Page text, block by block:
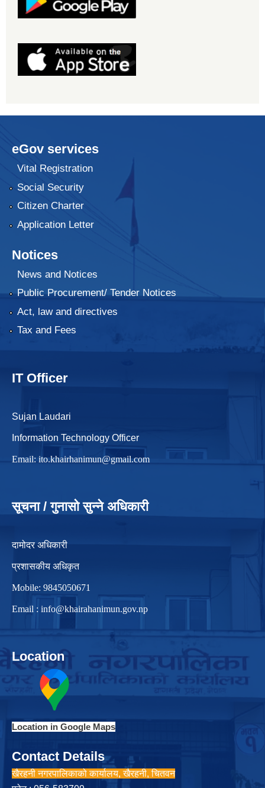
eGov services
Vital Registration
Social Security
Citizen Charter
Application Letter
Notices
News and Notices
Public Procurement/ Tender Notices
Act, law and directives
Tax and Fees
IT Officer
Sujan Laudari
Information Technology Officer
Email: ito.khairhanimun@gmail.com
सूचना / गुनासो सुन्ने अधिकारी
दामोदर अधिकारी
प्रशासकीय अधिकृत
Mobile: 9845050671
Email : info@khairahanimun.gov.np
Location
Location in Google Maps
Contact Details
खैरहनी नगरपालिकाको कार्यालय, खैरहनी, चितवन